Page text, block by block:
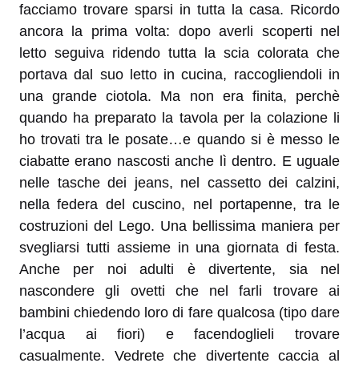
facciamo trovare sparsi in tutta la casa. Ricordo
ancora la prima volta: dopo averli scoperti nel
letto seguiva ridendo tutta la scia colorata che
portava dal suo letto in cucina, raccogliendoli in
una grande ciotola. Ma non era finita, perchè
quando ha preparato la tavola per la colazione li
ho trovati tra le posate…e quando si è messo le
ciabatte erano nascosti anche lì dentro. E uguale
nelle tasche dei jeans, nel cassetto dei calzini,
nella federa del cuscino, nel portapenne, tra le
costruzioni del Lego. Una bellissima maniera per
svegliarsi tutti assieme in una giornata di festa.
Anche per noi adulti è divertente, sia nel
nascondere gli ovetti che nel farli trovare ai
bambini chiedendo loro di fare qualcosa (tipo dare
l’acqua ai fiori) e facendoglieli trovare
casualmente. Vedrete che divertente caccia al